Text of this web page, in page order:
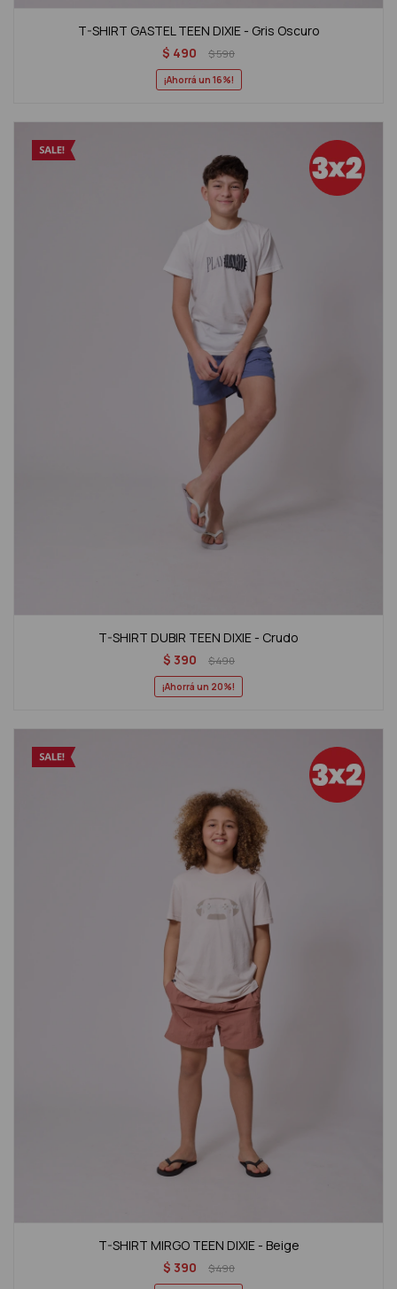
T-SHIRT GASTEL TEEN DIXIE - Gris Oscuro
$ 490 $590
16
T-SHIRT DUBIR TEEN DIXIE - Crudo
$ 390 $490
20
T-SHIRT MIRGO TEEN DIXIE - Beige
$ 390 $490